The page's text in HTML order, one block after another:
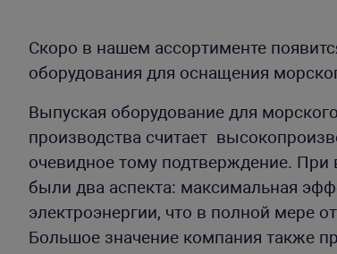
Скоро в нашем ассортименте
оборудования для оснащения
Выпуская оборудование для
производства считает
очевидное тому подтверждение.
были два аспекта: максимальная
электроэнергии, что в полной мере
Большое значение компания также